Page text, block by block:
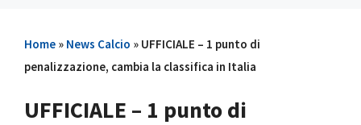
Home » News Calcio » UFFICIALE – 1 punto di
penalizzazione, cambia la classifica in Italia
UFFICIALE – 1 punto di